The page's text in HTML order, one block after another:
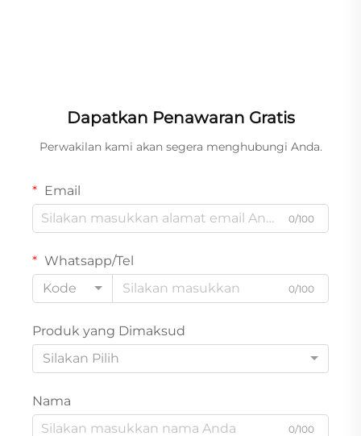
Dapatkan Penawaran Gratis
Perwakilan kami akan segera menghubungi Anda.
Email
0/100
Whatsapp/Tel
Kode
0/100
Produk yang Dimaksud
Silakan Pilih
Nama
0/100